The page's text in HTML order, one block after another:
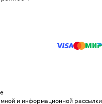
и информационной рассылки